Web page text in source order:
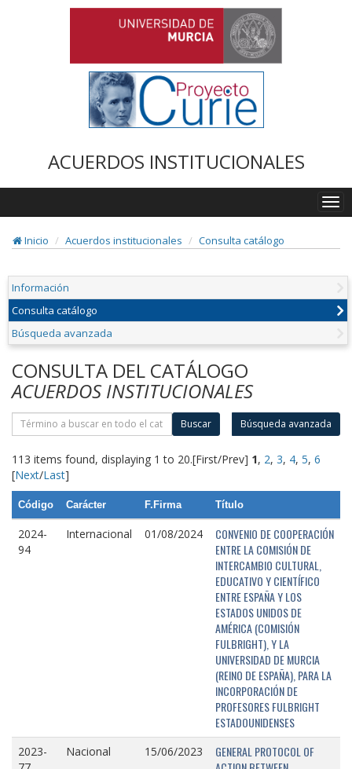
ACUERDOS INSTITUCIONALES
Inicio
Acuerdos institucionales Consulta catálogo
Información
Consulta catálogo
Búsqueda avanzada
CONSULTA DEL CATÁLOGO
ACUERDOS INSTITUCIONALES
Buscar Búsqueda avanzada
113 items found, displaying 1 to 20.[First/Prev] 1, 2, 3, 4, 5, 6
[Next/Last]
Código Carácter F.Firma Título
2024-
94
Internacional 01/08/2024
CONVENIO DE COOPERACIÓN
ENTRE LA COMISIÓN DE
INTERCAMBIO CULTURAL,
EDUCATIVO Y CIENTÍFICO
ENTRE ESPAÑA Y LOS
ESTADOS UNIDOS DE
AMÉRICA (COMISIÓN
FULBRIGHT), Y LA
UNIVERSIDAD DE MURCIA
(REINO DE ESPAÑA), PARA LA
INCORPORACIÓN DE
PROFESORES FULBRIGHT
ESTADOUNIDENSES
2023-
Nacional 15/06/2023
GENERAL PROTOCOL OF